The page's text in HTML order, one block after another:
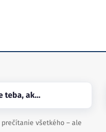
teba, ak…
všetkého – ale